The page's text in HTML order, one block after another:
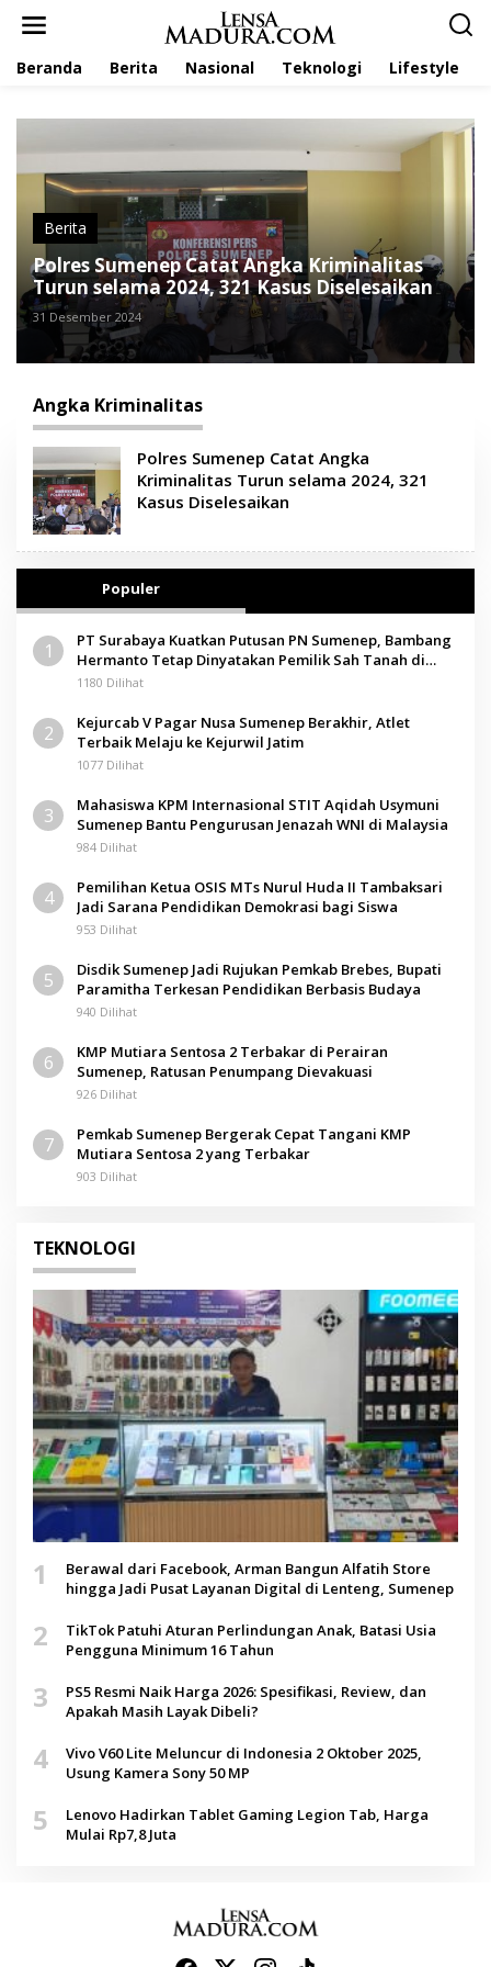
Beranda Berita Nasional Teknologi Lifestyle
Berita
Polres Sumenep Catat Angka Kriminalitas
Turun selama 2024, 321 Kasus Diselesaikan
31 Desember 2024
Angka Kriminalitas
Polres Sumenep Catat Angka
Kriminalitas Turun selama 2024, 321
Kasus Diselesaikan
Populer
1
PT Surabaya Kuatkan Putusan PN Sumenep, Bambang
Hermanto Tetap Dinyatakan Pemilik Sah Tanah di
Pamolokan
1180 Dilihat
2
Kejurcab V Pagar Nusa Sumenep Berakhir, Atlet
Terbaik Melaju ke Kejurwil Jatim
1077 Dilihat
3
Mahasiswa KPM Internasional STIT Aqidah Usymuni
Sumenep Bantu Pengurusan Jenazah WNI di Malaysia
984 Dilihat
4
Pemilihan Ketua OSIS MTs Nurul Huda II Tambaksari
Jadi Sarana Pendidikan Demokrasi bagi Siswa
953 Dilihat
5
Disdik Sumenep Jadi Rujukan Pemkab Brebes, Bupati
Paramitha Terkesan Pendidikan Berbasis Budaya
940 Dilihat
6
KMP Mutiara Sentosa 2 Terbakar di Perairan
Sumenep, Ratusan Penumpang Dievakuasi
926 Dilihat
7
Pemkab Sumenep Bergerak Cepat Tangani KMP
Mutiara Sentosa 2 yang Terbakar
903 Dilihat
TEKNOLOGI
1
Berawal dari Facebook, Arman Bangun Alfatih Store
hingga Jadi Pusat Layanan Digital di Lenteng, Sumenep
2
TikTok Patuhi Aturan Perlindungan Anak, Batasi Usia
Pengguna Minimum 16 Tahun
3
PS5 Resmi Naik Harga 2026: Spesifikasi, Review, dan
Apakah Masih Layak Dibeli?
4
Vivo V60 Lite Meluncur di Indonesia 2 Oktober 2025,
Usung Kamera Sony 50 MP
5
Lenovo Hadirkan Tablet Gaming Legion Tab, Harga
Mulai Rp7,8 Juta